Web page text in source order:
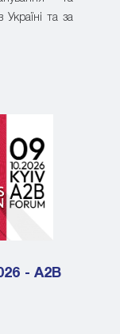
Україні та за
- A2B